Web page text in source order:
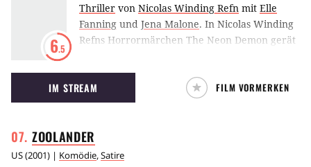
6.5
Thriller von Nicolas Winding Refn mit Elle
Fanning und Jena Malone. In Nicolas Winding
Refns Horrormärchen The Neon Demon gerät
Angeles in gehörige Schwierigkeiten, weil ihre
Schönheit Neider auf den Plan ruft.
IM STREAM FILM VORMERKEN
ZOOLANDER
US(2001) | Komödie,Satire